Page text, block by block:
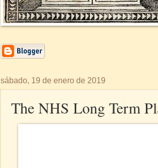
sábado, 19 de enero de 2019
The NHS Long Term